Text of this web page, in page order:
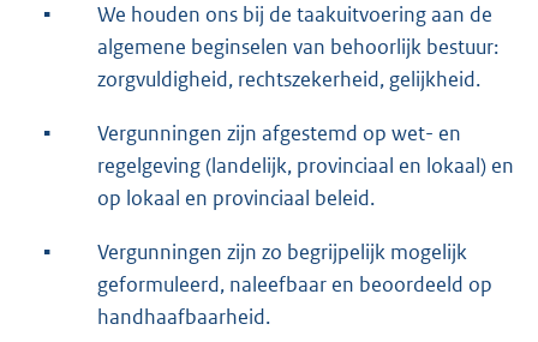
▪
We houden ons bij de taakuitvoering aan de
algemene beginselen van behoorlijk bestuur:
zorgvuldigheid, rechtszekerheid, gelijkheid.
▪
Vergunningen zijn afgestemd op wet- en
regelgeving (landelijk, provinciaal en lokaal) en
op lokaal en provinciaal beleid.
▪
Vergunningen zijn zo begrijpelijk mogelijk
geformuleerd, naleefbaar en beoordeeld op
handhaafbaarheid.